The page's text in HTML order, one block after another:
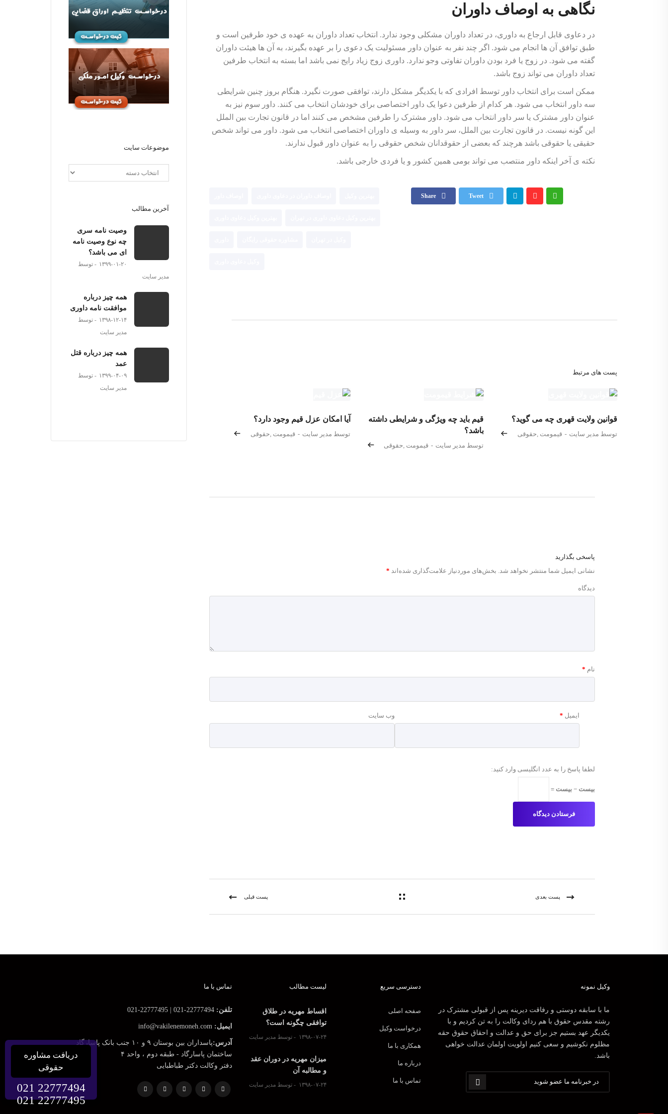
موضوعات سایت
آخرین مطالب
وصیت نامه سری
چه نوع وصیت نامه
ای می باشد؟
۱۳۹۹-۰۱-۲۰
توسط
مدیر سایت
همه چیز درباره
موافقت نامه داوری
۱۳۹۸-۱۲-۱۴
توسط
مدیر سایت
همه چیز درباره قتل
عمد
۱۳۹۹-۰۴-۰۹
توسط
مدیر سایت
نگاهی به اوصاف داوران
در دعاوی قابل ارجاع به داوری، در تعداد داوران مشکلی وجود ندارد. انتخاب تعداد داوران به عهده ی خود طرفین است و
طبق توافق آن ها انجام می شود. اگر چند نفر به عنوان داور مسئولیت یک دعوی را بر عهده بگیرند، به آن ها هیئت داوران
گفته می شود. در زوج یا فرد بودن داوران تفاوتی وجو ندارد. داوری زوج زیاد رایج نمی باشد اما بسته به انتخاب طرفین
تعداد داوران می تواند زوج باشد.
ممکن است برای انتخاب داور توسط افرادی که با یکدیگر مشکل دارند، توافقی صورت نگیرد. هنگام بروز چنین شرایطی
سه داور انتخاب می شود. هر کدام از طرفین دعوا یک داور اختصاصی برای خودشان انتخاب می کنند. داور سوم نیز به
عنوان داور مشترک یا سر داور انتخاب می شود. داور مشترک را طرفین مشخص می کنند اما در قانون تجارت بین الملل
این گونه نیست. در قانون تجارت بین الملل، سر داور به وسیله ی داوران اختصاصی انتخاب می شود. داور می تواند شخص
حقیقی یا حقوقی باشد هرچند که بعضی از حقوقدانان شخص حقوقی را به عنوان داور قبول ندارند.
نکته ی آخر اینکه داور منتصب می تواند بومی همین کشور و یا فردی خارجی باشد.
Share Tweet
پست های مرتبط
قوانین ولایت قهری چه می گوید؟
توسط مدیر سایت - حقوقی قیمومت
قیم باید چه ویژگی و شرایطی داشته
باشد؟
توسط مدیر سایت - حقوقی قیمومت
آیا امکان عزل قیم وجود دارد؟
توسط مدیر سایت - حقوقی قیمومت
پاسخی بگذارید
نشانی ایمیل شما منتشر نخواهد شد. بخش‌های موردنیاز علامت‌گذاری شده‌اند *
دیدگاه
نام *
ایمیل * وب‌ سایت
لطفا پاسخ را به عدد انگلیسی وارد کنید:
بیست − بیست =
پست قبلی پست بعدی
تماس با ما
تلفن:
ایمیل:
آدرس:پاسداران بین بوستان ۹ و ۱۰ جنب بانک پاسارگاد
ساختمان پاسارگاد - طبقه دوم ، واحد ۴
دفتر وکالت دکتر طباطبایی
لیست مطالب
اقساط مهریه در طلاق
توافقی چگونه است؟
۱۳۹۸-۰۷-۲۴ توسط مدیر سایت
میزان مهریه در دوران عقد
و مطالبه آن
۱۳۹۸-۰۷-۲۴ توسط مدیر سایت
دسترسی سریع
صفحه اصلی
درخواست وکیل
همکاری با ما
درباره ما
تماس با ما
وکیل نمونه
ما با سابقه دوستی و رفاقت دیرینه پس از قبولی مشترک در
رشته مقدس حقوق با هم ردای وکالت را به تن کردیم و با
یکدیگر عهد بستیم جز برای حق و عدالت و احقاق حقوق حقه
مظلوم نکوشیم و سعی کنیم اولویت اولمان عدالت خواهی
باشد.
دریافت مشاوره
حقوقی
021 22777494
021 22777495